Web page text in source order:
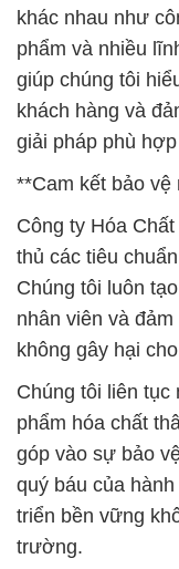
khác nhau như
phẩm và nhiều
giúp chúng tôi
khách hàng và
giải pháp phù
**Cam kết bảo
Công ty Hóa
thủ các tiêu
Chúng tôi luôn
nhân viên và
không gây hại
Chúng tôi liên tục
phẩm hóa chất
góp vào sự bảo
quý báu của
triển bền vững
trường.